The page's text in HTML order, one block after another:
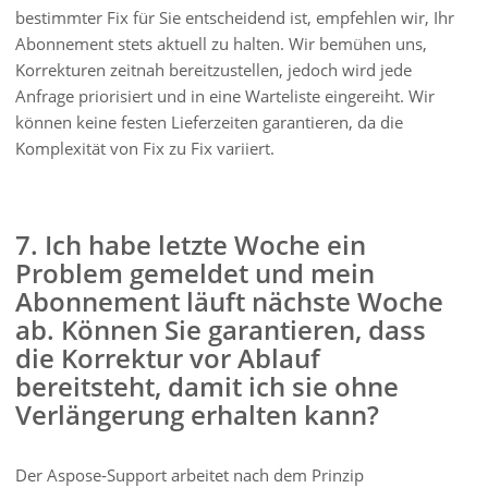
bestimmter Fix für Sie entscheidend ist, empfehlen wir, Ihr
Abonnement stets aktuell zu halten. Wir bemühen uns,
Korrekturen zeitnah bereitzustellen, jedoch wird jede
Anfrage priorisiert und in eine Warteliste eingereiht. Wir
können keine festen Lieferzeiten garantieren, da die
Komplexität von Fix zu Fix variiert.
7. Ich habe letzte Woche ein
Problem gemeldet und mein
Abonnement läuft nächste Woche
ab. Können Sie garantieren, dass
die Korrektur vor Ablauf
bereitsteht, damit ich sie ohne
Verlängerung erhalten kann?
Der Aspose‑Support arbeitet nach dem Prinzip